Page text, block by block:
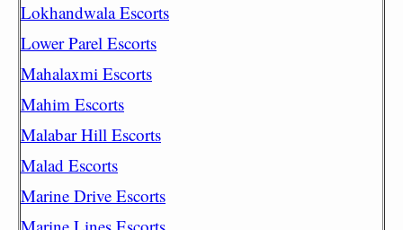
Lokhandwala Escorts
Lower Parel Escorts
Mahalaxmi Escorts
Mahim Escorts
Malabar Hill Escorts
Malad Escorts
Marine Drive Escorts